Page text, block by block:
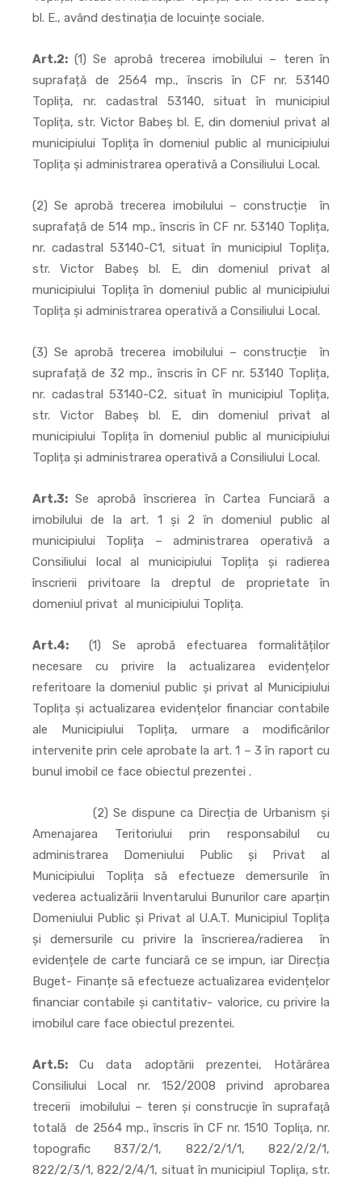
bl. E., având destinația de locuințe sociale.
Art.2: (1) Se aprobă trecerea imobilului – teren în
suprafață de 2564 mp., înscris în CF nr. 53140
Toplița, nr. cadastral 53140, situat în municipiul
Toplița, str. Victor Babeș bl. E, din domeniul privat al
municipiului Toplița în domeniul public al municipiului
Toplița și administrarea operativă a Consiliului Local.
(2) Se aprobă trecerea imobilului – construcție în
suprafață de 514 mp., înscris în CF nr. 53140 Toplița,
nr. cadastral 53140-C1, situat în municipiul Toplița,
str. Victor Babeș bl. E, din domeniul privat al
municipiului Toplița în domeniul public al municipiului
Toplița și administrarea operativă a Consiliului Local.
(3) Se aprobă trecerea imobilului – construcție în
suprafață de 32 mp., înscris în CF nr. 53140 Toplița,
nr. cadastral 53140-C2, situat în municipiul Toplița,
str. Victor Babeș bl. E, din domeniul privat al
municipiului Toplița în domeniul public al municipiului
Toplița și administrarea operativă a Consiliului Local.
Art.3:Se aprobă înscrierea în Cartea Funciară a
imobilului de la art. 1 și 2 în domeniul public al
municipiului Toplița – administrarea operativă a
Consiliului local al municipiului Toplița și radierea
înscrierii privitoare la dreptul de proprietate în
domeniul privat al municipiului Toplița.
Art.4: (1) Se aprobă efectuarea formalităților
necesare cu privire la actualizarea evidențelor
referitoare la domeniul public și privat al Municipiului
Toplița și actualizarea evidențelor financiar contabile
ale Municipiului Toplița, urmare a modificărilor
intervenite prin cele aprobate la art. 1 – 3 în raport cu
bunul imobil ce face obiectul prezentei .
(2) Se dispune ca Direcția de Urbanism și
Amenajarea Teritoriului prin responsabilul cu
administrarea Domeniului Public și Privat al
Municipiului Toplița să efectueze demersurile în
vederea actualizării Inventarului Bunurilor care aparțin
Domeniului Public și Privat al U.A.T. Municipiul Toplița
și demersurile cu privire la înscrierea/radierea în
evidențele de carte funciară ce se impun, iar Direcția
Buget- Finanțe să efectueze actualizarea evidențelor
financiar contabile și cantitativ- valorice, cu privire la
imobilul care face obiectul prezentei.
Art.5:Cu data adoptării prezentei, Hotărârea
Consiliului Local nr. 152/2008 privind aprobarea
trecerii imobilului – teren şi construcţie în suprafaţă
totală de 2564 mp., înscris în CF nr. 1510 Topliţa, nr.
topografic 837/2/1, 822/2/1/1, 822/2/2/1,
822/2/3/1, 822/2/4/1, situat în municipiul Topliţa, str.